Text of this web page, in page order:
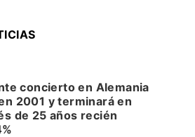
concierto en Alemania
2001 y terminará en
de 25 años recién